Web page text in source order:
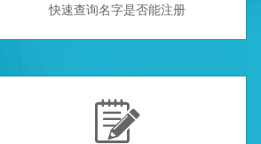
快速查询名字是否能注册
